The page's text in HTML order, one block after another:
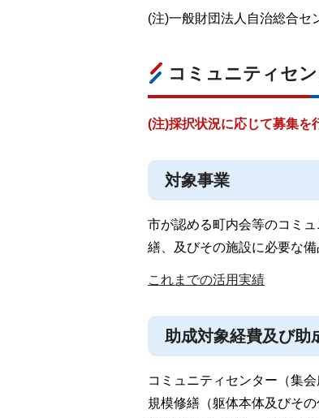
(注)一般財団法人自治総合セ
コミュニティセ
(注)採択状況に応じて募集を
対象事業
市が認める町内会等のコミ
繕、及びその施設に必要な備
これまでの活用実績
助成対象経費及び助
コミュニティセンター（集
規模修繕（躯体本体及びそ